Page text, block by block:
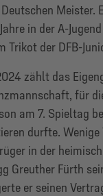
Meister.
in der A-
Trikot der DFB-
zählt das
für
am 7. Spieltag
durfte. Wenige
in der
Greuther Fürth
er seinen